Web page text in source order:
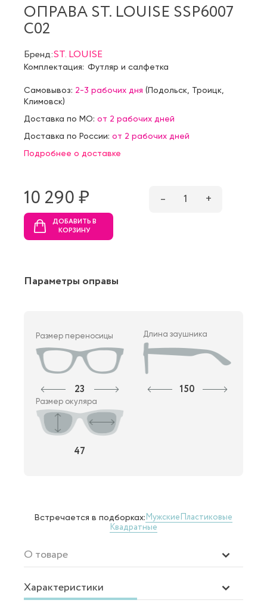
ОПРАВА ST. LOUISE SSP6007
C02
Бренд:ST. LOUISE
Комплектация: Футляр и салфетка
Самовывоз: 2-3 рабочих дня (Подольск Троицк
Климовск)
Доставка по МО: от 2 рабочих дней
Доставка по России: от 2 рабочих дней
Подробнее о доставке
10 290 ₷ – 1 +
ДОБАВИТЬ В
КОРЗИНУ
Параметры оправы
Размер переносицы
23
Длина заушника
150
Размер окуляра
47
Встречается в подборках:МужскиеПластиковые
Квадратные
О товаре
Характеристики